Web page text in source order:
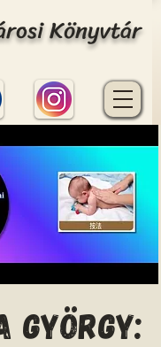
Könyvtár
György: